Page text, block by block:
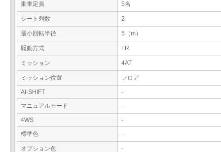
乗車定員 5名
シート列数 2
最小回転半径 5（m）
駆動方式 FR
ミッション 4AT
ミッション位置 フロア
AI-SHIFT
-
マニュアルモード
-
4WS
-
標準色
-
オプション色 -